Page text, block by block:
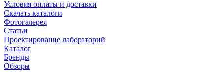
Условия оплаты и доставки
Скачать каталоги
Фотогалерея
Статьи
Проектирование лабораторий
Каталог
Бренды
Обзоры